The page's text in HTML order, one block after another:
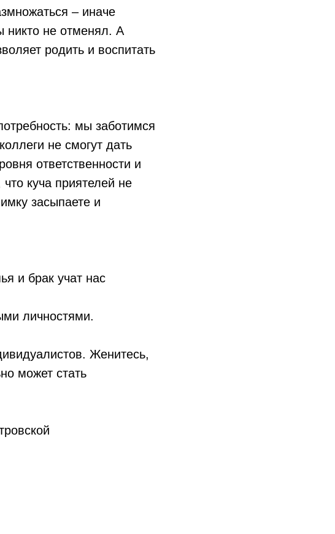
– иначе
никто не отменял. А
родить и воспитать
мы заботимся
не смогут дать
ответственности и
куча приятелей не
засыпаете и
и брак учат нас
личностями.
Женитесь,
может стать